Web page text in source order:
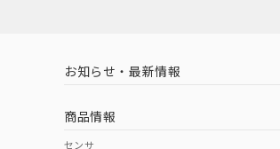
お知らせ・最新情報
商品情報
センサ